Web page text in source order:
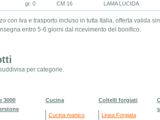
gr. 0 CM 16 LAMA LUCIDA
con Iva e trasporto incluso in tutta Italia, offerta valida
entro 5-6 giorni dal ricevimento del bonifico.
per categorie.
3000
Cucina
Cucina manico
Coltelli forgiati
Linea Forgiata